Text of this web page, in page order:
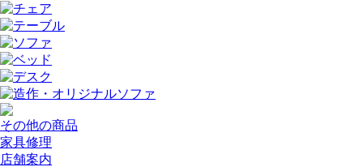
チェア
テーブル
ソファ
ベッド
デスク
造作・オリジナルソファ
その他の商品
家具修理
店舗案内